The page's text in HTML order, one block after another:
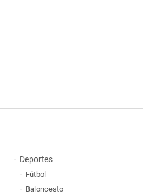
Deportes
Fútbol
Baloncesto